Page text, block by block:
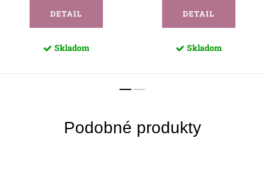
DETAIL
Skladom
DETAIL
Skladom